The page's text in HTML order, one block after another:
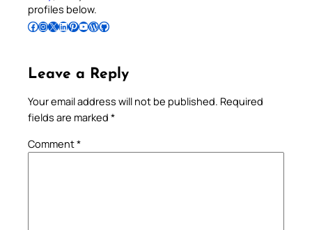
profiles below.
Follow Pradeep on Facebook Follow Pradeep on InstagramFollow Pradeep on X Follow Pradeep on LinkedIn Follow Pradeep on Pinterest Subscribe to Pradeep’s Youtube Channel Follow Pradeep on WordPress Follow Pradeep on GitHub
Leave a Reply
Your email address will not be published. Required
fields are marked *
Comment*